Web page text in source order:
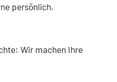
persönlich.
Wir machen Ihre